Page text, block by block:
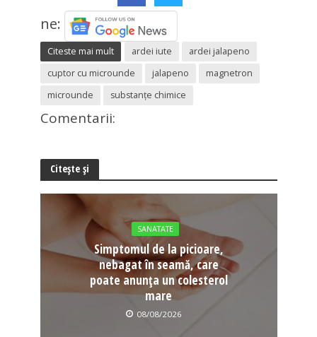
ne:
Citeste mai mult ardei iute
ardei jalapeno
cuptor cu microunde
jalapeno
magnetron
microunde
substanțe chimice
Comentarii:
Citește și
SANATATE
Simptomul de la picioare,
nebagat în seamă, care
poate anunța un colesterol
mare
08/08/2026